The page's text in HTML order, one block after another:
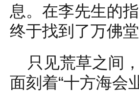
息。在李先生的
终于找到了万佛堂
只见荒草之间
面刻着“十方海会